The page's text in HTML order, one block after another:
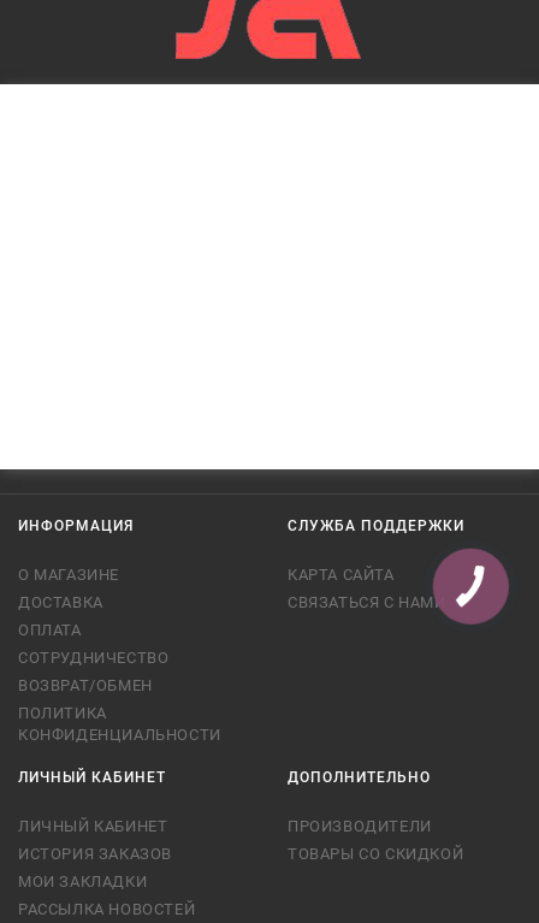
ИНФОРМАЦИЯ
О МАГАЗИНЕ
ДОСТАВКА
ОПЛАТА
СОТРУДНИЧЕСТВО
ВОЗВРАТ/ОБМЕН
ПОЛИТИКА
КОНФИДЕНЦИАЛЬНОСТИ
СЛУЖБА ПОДДЕРЖКИ
КАРТА САЙТА
СВЯЗАТЬСЯ С НАМИ
ЛИЧНЫЙ КАБИНЕТ
ЛИЧНЫЙ КАБИНЕТ
ИСТОРИЯ ЗАКАЗОВ
МОИ ЗАКЛАДКИ
РАССЫЛКА НОВОСТЕЙ
ДОПОЛНИТЕЛЬНО
ПРОИЗВОДИТЕЛИ
ТОВАРЫ СО СКИДКОЙ